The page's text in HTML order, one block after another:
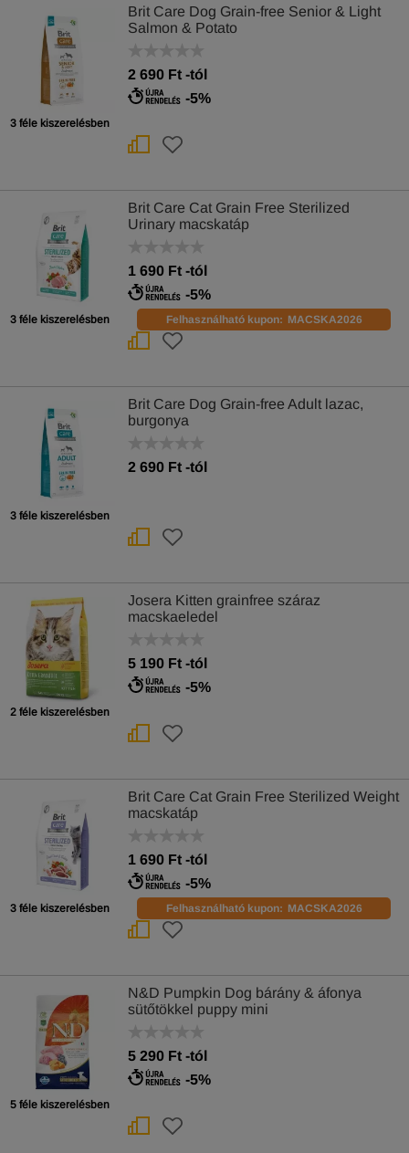
3 féle kiszerelésben
Brit Care Dog Grain-free Senior & Light
Salmon & Potato
2 690 Ft -tól
-5%
3 féle kiszerelésben
Brit Care Cat Grain Free Sterilized
Urinary macskatáp
1 690 Ft -tól
-5%
Felhasználható kupon: MACSKA2026
3 féle kiszerelésben
Brit Care Dog Grain-free Adult lazac,
burgonya
2 690 Ft -tól
2 féle kiszerelésben
Josera Kitten grainfree száraz
macskaeledel
5 190 Ft -tól
-5%
3 féle kiszerelésben
Brit Care Cat Grain Free Sterilized Weight
macskatáp
1 690 Ft -tól
-5%
Felhasználható kupon: MACSKA2026
5 féle kiszerelésben
N&D Pumpkin Dog bárány & áfonya
sütőtökkel puppy mini
5 290 Ft -tól
-5%